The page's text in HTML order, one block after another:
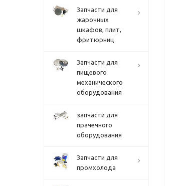
Запчасти для
жарочных
шкафов, плит,
фритюрниц
Запчасти для
пищевого
механического
оборудования
запчасти для
прачечного
оборудования
Запчасти для
промхолода